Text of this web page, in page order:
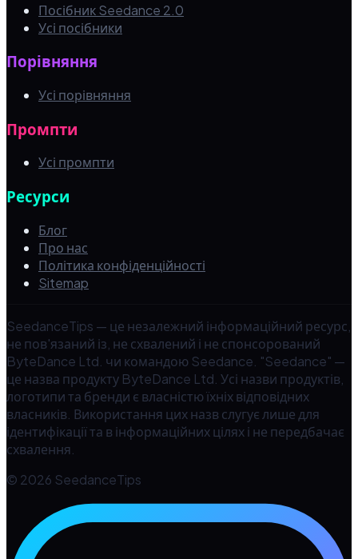
Посібник Seedance 2.0
Усі посібники
Порівняння
Усі порівняння
Промпти
Усі промпти
Ресурси
Блог
Про нас
Політика конфіденційності
Sitemap
SeedanceTips — це незалежний інформаційний ресурс,
не пов'язаний із, не схвалений і не спонсорований
ByteDance Ltd. чи командою Seedance. "Seedance" —
це назва продукту ByteDance Ltd. Усі назви продуктів,
логотипи та бренди є власністю їхніх відповідних
власників. Використання цих назв слугує лише для
ідентифікації та в інформаційних цілях і не передбачає
схвалення.
© 2026 SeedanceTips